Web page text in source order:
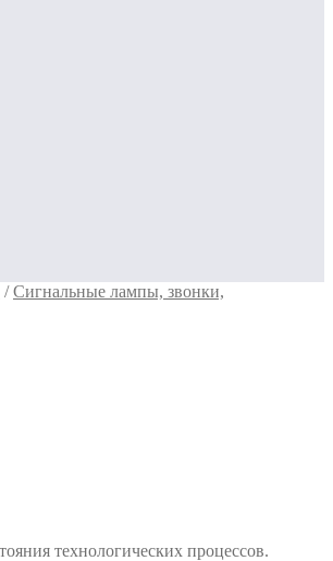
/Сигнальные лампы, звонки,
технологических процессов.